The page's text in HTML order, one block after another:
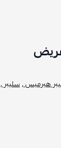
هيرميس ,سليبر ,